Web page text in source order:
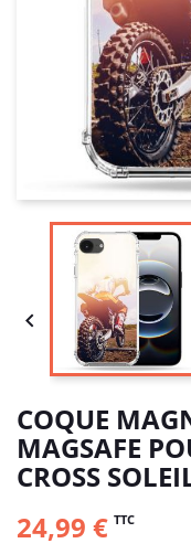

COQUE
MAGSAFE
CROSS
24,99 € TTC